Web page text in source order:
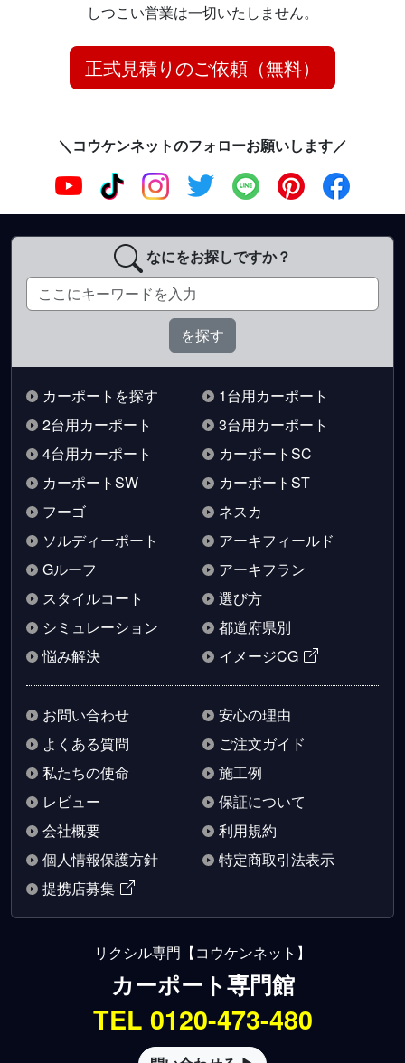
しつこい営業は一切いたしません。
正式見積りのご依頼（無料）
＼コウケンネットのフォローお願いします／
なにをお探しですか？
カーポートを探す
1台用カーポート
2台用カーポート
3台用カーポート
4台用カーポート
カーポートSC
カーポートSW
カーポートST
フーゴ
ネスカ
ソルディーポート
アーキフィールド
Gルーフ
アーキフラン
スタイルコート
選び方
シミュレーション
都道府県別
悩み解決
イメージCG
お問い合わせ
安心の理由
よくある質問
ご注文ガイド
私たちの使命
施工例
レビュー
保証について
会社概要
利用規約
個人情報保護方針
特定商取引法表示
提携店募集
リクシル専門【コウケンネット】
カーポート専門館
TEL 0120-473-480